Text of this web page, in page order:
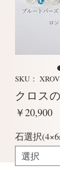
SKU：
クロス
￥20,900価
石選択